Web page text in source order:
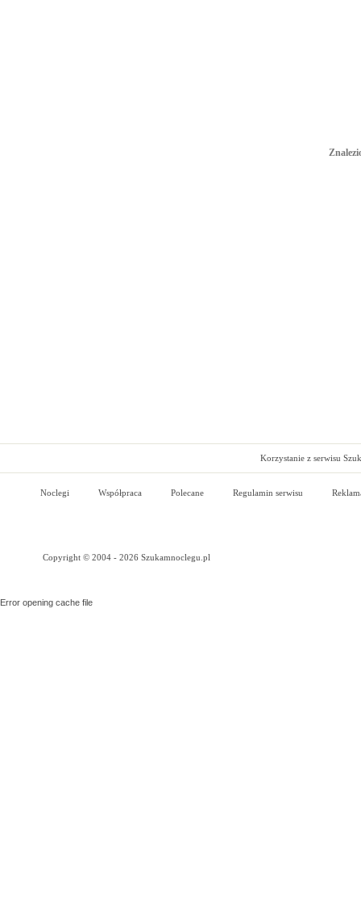
Korzystanie z serwisu
Noclegi Współpraca Polecane Regulamin serwisu
Copyright © 2004 - 2026 Szukamnoclegu.pl
Error opening cache file